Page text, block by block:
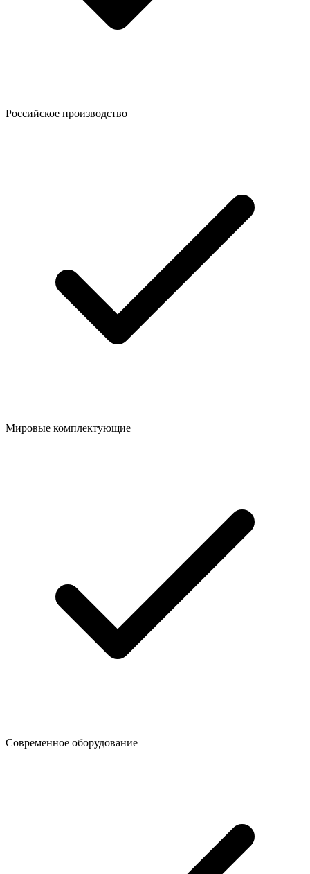
Российское производство
Мировые комплектующие
Современное оборудование